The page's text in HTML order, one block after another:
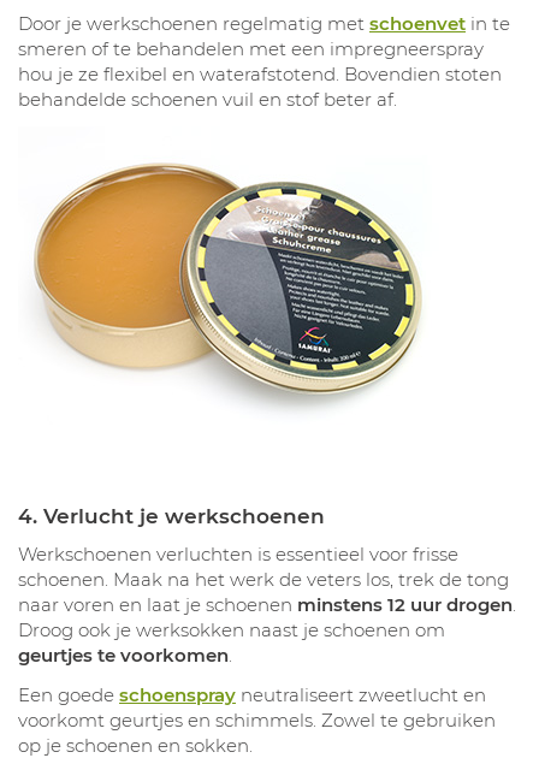
Door je werkschoenen regelmatig met schoenvet in te
smeren of te behandelen met een impregneerspray
hou je ze flexibel en waterafstotend. Bovendien stoten
behandelde schoenen vuil en stof beter af.
4. Verlucht je werkschoenen
Werkschoenen verluchten is essentieel voor frisse
schoenen. Maak na het werk de veters los, trek de tong
naar voren en laat je schoenen minstens 12 uur drogen.
Droog ook je werksokken naast je schoenen om
geurtjes te voorkomen.
Een goede schoenspray neutraliseert zweetlucht en
voorkomt geurtjes en schimmels. Zowel te gebruiken
op je schoenen en sokken.